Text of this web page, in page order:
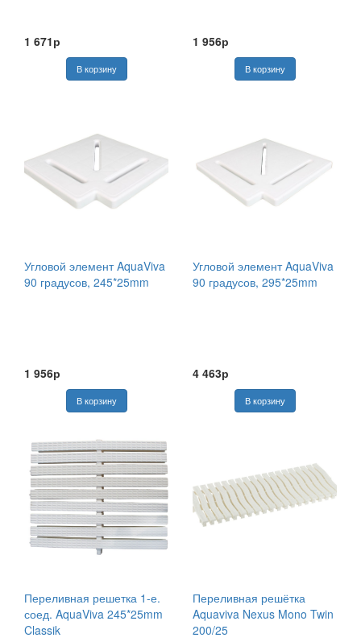
1 671р 1 956р
Угловой элемент AquaViva
90 градусов, 245*25mm
1 956р
Угловой элемент AquaViva
90 градусов, 295*25mm
4 463р
Переливная решетка 1-е.
соед. AquaViva 245*25mm
Classik
Переливная решётка
Aquaviva Nexus Mono Twin
200/25